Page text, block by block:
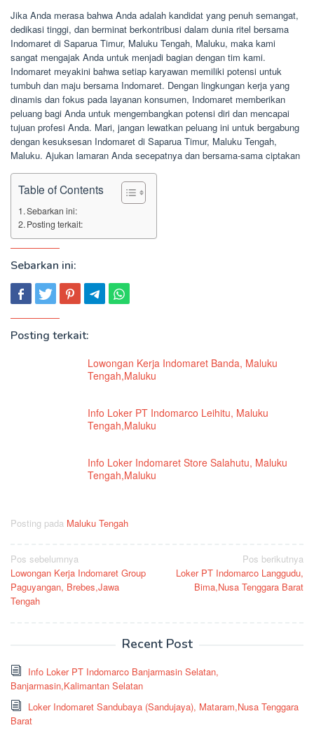
Jika Anda merasa bahwa Anda adalah kandidat yang penuh semangat,
dedikasi tinggi, dan berminat berkontribusi dalam dunia ritel bersama
Indomaret di Saparua Timur, Maluku Tengah, Maluku, maka kami
sangat mengajak Anda untuk menjadi bagian dengan tim kami.
Indomaret meyakini bahwa setiap karyawan memiliki potensi untuk
tumbuh dan maju bersama Indomaret. Dengan lingkungan kerja yang
dinamis dan fokus pada layanan konsumen, Indomaret memberikan
peluang bagi Anda untuk mengembangkan potensi diri dan mencapai
tujuan profesi Anda. Mari, jangan lewatkan peluang ini untuk bergabung
dengan kesuksesan Indomaret di Saparua Timur, Maluku Tengah,
Maluku. Ajukan lamaran Anda secepatnya dan bersama-sama ciptakan
Table of Contents
Sebarkan ini:
Posting terkait:
Sebarkan ini:
Posting terkait:
Lowongan Kerja Indomaret Banda, Maluku
Tengah,Maluku
Info Loker PT Indomarco Leihitu, Maluku
Tengah,Maluku
Info Loker Indomaret Store Salahutu, Maluku
Tengah,Maluku
Posting pada Maluku Tengah
Navigasi
pos
Pos sebelumnya
Lowongan Kerja Indomaret Group
Paguyangan, Brebes,Jawa
Tengah
Pos berikutnya
Loker PT Indomarco Langgudu,
Bima,Nusa Tenggara Barat
Recent Post
Info Loker PT Indomarco Banjarmasin Selatan,
Banjarmasin,Kalimantan Selatan
Loker Indomaret Sandubaya (Sandujaya), Mataram,Nusa Tenggara
Barat